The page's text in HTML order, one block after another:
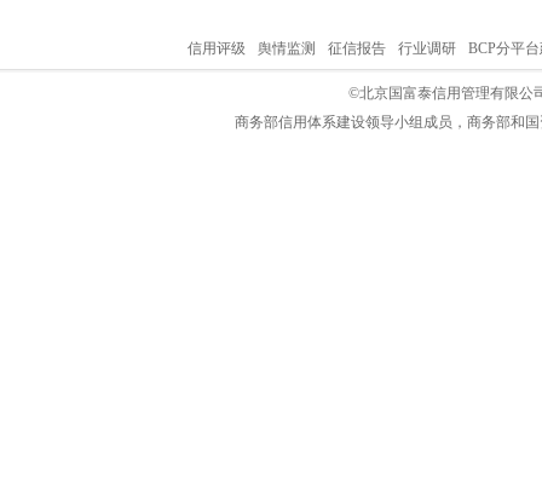
信用评级 舆情监测 征信报告 行业调研 BCP分平
©北京国富泰信用管理有限公
商务部信用体系建设领导小组成员，商务部和